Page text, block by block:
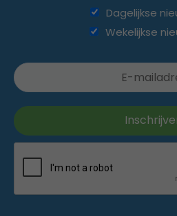
Dagelijkse
Wekelijkse